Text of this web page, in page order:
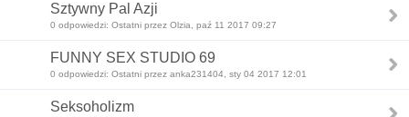
Sztywny Pal Azji
0 odpowiedzi: Ostatni przez Olzia, paź 11 2017 09:27
FUNNY SEX STUDIO 69
0 odpowiedzi: Ostatni przez anka231404, sty 04 2017 12:01
Seksoholizm